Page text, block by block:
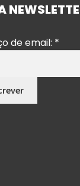
de email: *